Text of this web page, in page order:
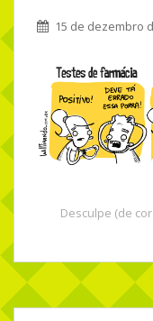
15 de dezembro
Desculpe (de